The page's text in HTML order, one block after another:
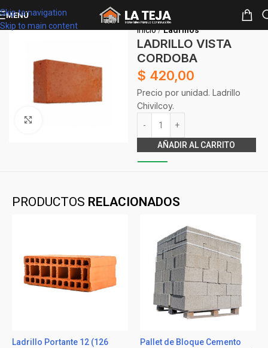
Skip to navigation
Skip to main content
MENÚ
Inicio Ladrillos
LADRILLO VISTA
CORDOBA
$ 420,00
Precio por unidad. Ladrillo
Chivilcoy.
AÑADIR AL CARRITO
PRODUCTOS RELACIONADOS
Ladrillo Portante 12 (126
Pallet de Bloque Cemento